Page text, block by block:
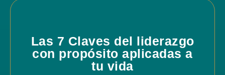
Las 7 Claves del liderazgo
con propósito aplicadas a
tu vida